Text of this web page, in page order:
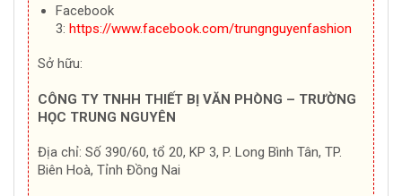
Facebook
3: https://www.facebook.com/trungnguyenfashion
Sở hữu:
CÔNG TY TNHH THIẾT BỊ VĂN PHÒNG – TRƯỜNG
HỌC TRUNG NGUYÊN
Địa chỉ: Số 390/60, tổ 20, KP 3, P. Long Bình Tân, TP.
Biên Hoà, Tỉnh Đồng Nai